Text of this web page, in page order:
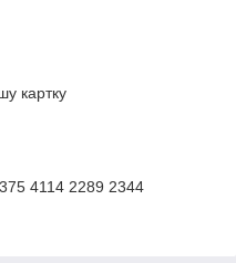
картку
4114 2289 2344